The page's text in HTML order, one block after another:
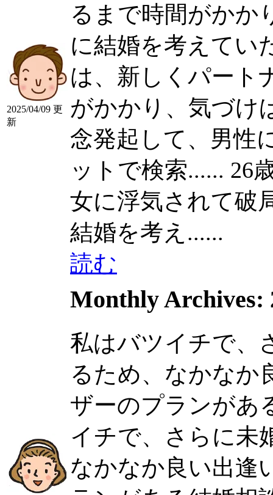
2025/04/09 更
新
るまで時間がかか
に結婚を考えてい
は、新しくパート
がかかり、気づけ
念発起して、男性
ットで検索...... 26
女に浮気されて破
結婚を考え......
読む
Monthly Archives:
私はバツイチで、
るため、なかなか
ザーのプランがあ
イチで、さらに未
なかなか良い出逢